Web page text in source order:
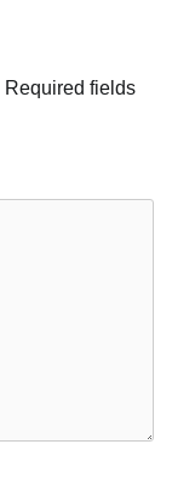
Required fields